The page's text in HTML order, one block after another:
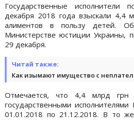
Государственные исполнители
декабря 2018 года взыскали 4,4
алиментов в пользу детей.
Министерстве юстиции Украины,
29 декабря.
Читай также:
Как изымают имущество с
Отмечается, что 4,4 млрд грн
государственными
01.01.2018 по 21.12.2018. В то